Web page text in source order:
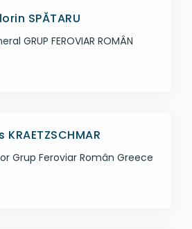
SPĂTARU
GRUP FEROVIAR ROMÂN
KRAETZSCHMAR
Grup Feroviar Român Greece